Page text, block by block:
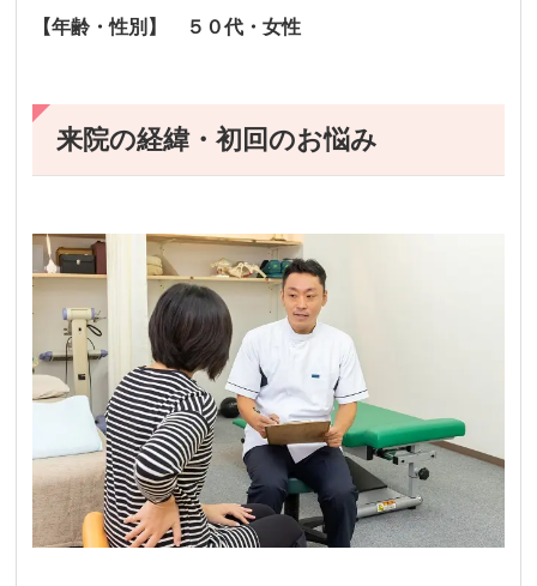
【年齢・性別】 ５０代・女性
来院の経緯・初回のお悩み